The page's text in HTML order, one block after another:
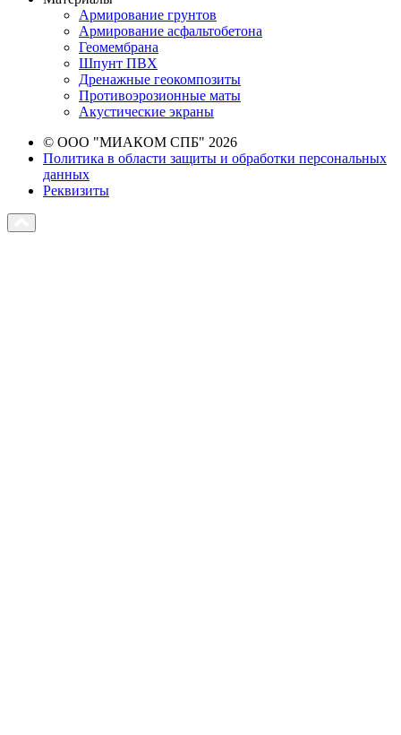
Армирование грунтов
Армирование асфальтобетона
Геомембрана
Шпунт ПВХ
Дренажные геокомпозиты
Противоэрозионные маты
Акустические экраны
© ООО "МИАКОМ СПБ" 2026
Политика в области защиты и обработки персональных
данных
Реквизиты